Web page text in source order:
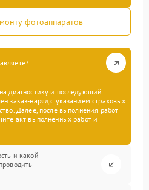
фотоаппаратов
диагностику и последующий
заказ-наряд с указанием страховых
Далее, после выполнения работ
акт выполненных работ и
и какой